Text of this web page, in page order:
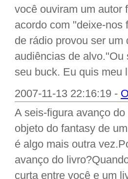
você ouviram um autor
acordo com "deixe-nos
de rádio provou ser
audiências de
seu buck. Eu quis meu
2007-11-13 22:16:19 -
A seis-figura avanço
objeto do fantasy de
é algo mais outra
avanço do
curta entre você e um